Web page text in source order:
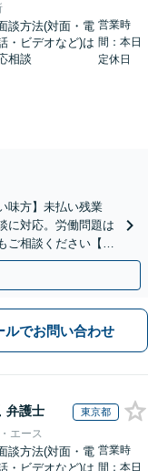
談方法(対面・電
・ビデオなど)は
相談
営業時
間：本日
定休日
味方】未払い残業
に対応。労働問題は
ご相談ください【夜
対応
ルでお問い合わせ
弁護士 東京都
エース
談方法(対面・電
・ビデオなど)は
営業時
間：本日